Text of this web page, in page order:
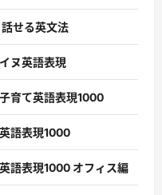
話せる英文法
ヌ英語表現
育て英語表現1000
語表現1000
語表現1000 オフィス編